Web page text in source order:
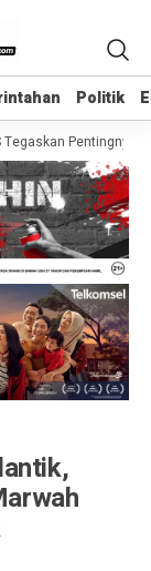
Politik
Politik
Pentingnya